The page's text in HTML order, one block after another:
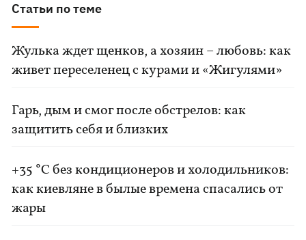
Статьи по теме
Жулька ждет щенков, а хозяин – любовь: как
живет переселенец с курами и «Жигулями»
Гарь, дым и смог после обстрелов: как
защитить себя и близких
+35 °C без кондиционеров и холодильников:
как киевляне в былые времена спасались от
жары